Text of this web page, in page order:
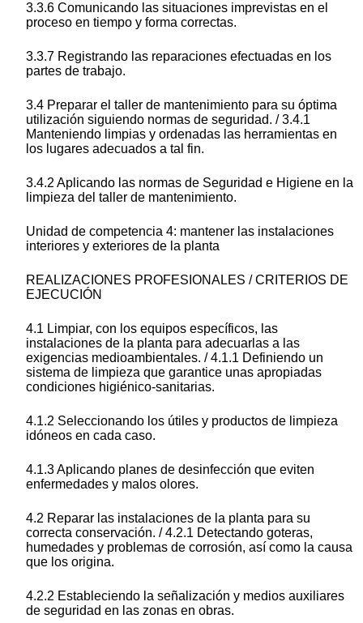
3.3.6 Comunicando las situaciones imprevistas en el
proceso en tiempo y forma correctas.
3.3.7 Registrando las reparaciones efectuadas en los
partes de trabajo.
3.4 Preparar el taller de mantenimiento para su óptima
utilización siguiendo normas de seguridad. / 3.4.1
Manteniendo limpias y ordenadas las herramientas en
los lugares adecuados a tal fin.
3.4.2 Aplicando las normas de Seguridad e Higiene en la
limpieza del taller de mantenimiento.
Unidad de competencia 4: mantener las instalaciones
interiores y exteriores de la planta
REALIZACIONES PROFESIONALES / CRITERIOS DE
EJECUCIÓN
4.1 Limpiar, con los equipos específicos, las
instalaciones de la planta para adecuarlas a las
exigencias medioambientales. / 4.1.1 Definiendo un
sistema de limpieza que garantice unas apropiadas
condiciones higiénico-sanitarias.
4.1.2 Seleccionando los útiles y productos de limpieza
idóneos en cada caso.
4.1.3 Aplicando planes de desinfección que eviten
enfermedades y malos olores.
4.2 Reparar las instalaciones de la planta para su
correcta conservación. / 4.2.1 Detectando goteras,
humedades y problemas de corrosión, así como la causa
que los origina.
4.2.2 Estableciendo la señalización y medios auxiliares
de seguridad en las zonas en obras.